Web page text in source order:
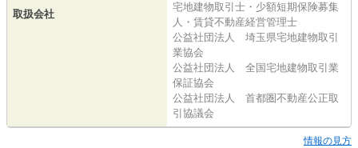
取扱会社
宅地建物取引士・少額短期保険募集
人・賃貸不動産経営管理士
公益社団法人 埼玉県宅地建物取引
業協会
公益社団法人 全国宅地建物取引業
保証協会
公益社団法人 首都圏不動産公正取
引協議会
情報の見方